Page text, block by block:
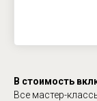
В стоимость
Все мастер-